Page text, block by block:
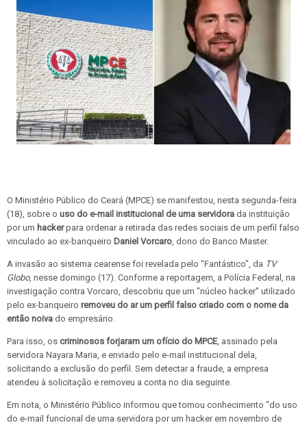
O Ministério Público do Ceará (MPCE) se manifestou, nesta segunda-feira
(18), sobre o uso do e-mail institucional de uma servidora da instituição
por um hackerpara ordenar a retirada das redes sociais de um perfil falso
vinculado ao ex-banqueiro Daniel Vorcaro, dono do Banco Master.
A invasão ao sistema cearense foi revelada pelo "Fantástico", da TV
Globo, nesse domingo (17). Conforme a reportagem, a Polícia Federal, na
investigação contra Vorcaro, descobriu que um "núcleo hacker" utilizado
pelo ex-banqueiro removeu do ar um perfil falso criado com o nome da
então noiva do empresário.
Para isso, os criminosos forjaram um ofício do MPCE, assinado pela
servidora Nayara Maria, e enviado pelo e-mail institucional dela,
solicitando a exclusão do perfil. Sem detectar a fraude, a empresa
atendeu à solicitação e removeu a conta no dia seguinte.
Em nota, o Ministério Público informou que tomou conhecimento "do uso
do e-mail funcional de uma servidora por um hacker em novembro de